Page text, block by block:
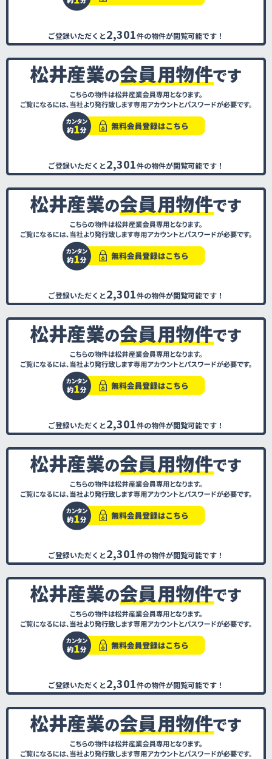
ご登録いただくと2,301件の物件が閲覧可能です！
ご登録いただくと2,301件の物件が閲覧可能です！
ご登録いただくと2,301件の物件が閲覧可能です！
ご登録いただくと2,301件の物件が閲覧可能です！
ご登録いただくと2,301件の物件が閲覧可能です！
ご登録いただくと2,301件の物件が閲覧可能です！